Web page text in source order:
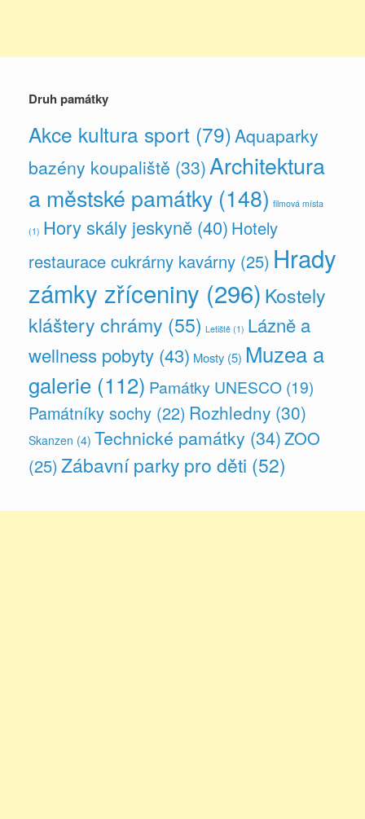
Druh památky
Akce kultura sport (79)Aquaparky
bazény koupaliště (33)Architektura
a městské památky (148) filmová místa
(1) Hory skály jeskyně (40) Hotely
restaurace cukrárny kavárny (25) Hrady
zámky zříceniny (296) Kostely
kláštery chrámy (55) Letiště (1) Lázně a
wellness pobyty (43) Mosty (5) Muzea a
galerie (112) Památky UNESCO (19)
Památníky sochy (22) Rozhledny (30)
Skanzen (4) Technické památky (34)ZOO
(25)Zábavní parky pro děti (52)